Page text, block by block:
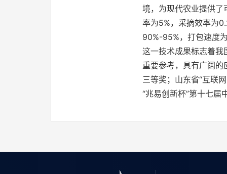
境，为现代农业提供了
率为5%，采摘效率为
90%-95%，打包速度
这一技术成果标志着我
重要参考，具有广阔
三等奖；山东省“互联
“兆易创新杯”第十七届